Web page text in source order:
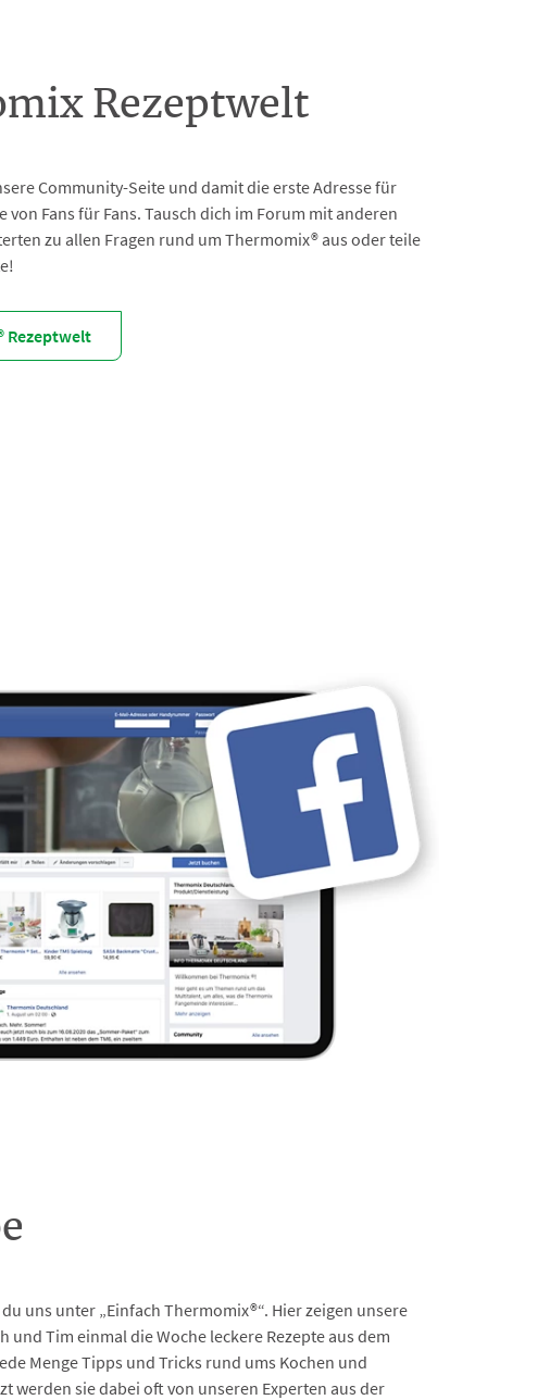
Rezeptwelt
Community-Seite und damit die erste Adresse für
von Fans für Fans. Tausch dich im Forum mit anderen
zu allen Fragen rund um Thermomix® aus oder teile
Rezeptwelt
uns unter „Einfach Thermomix®“. Hier zeigen unsere
und Tim einmal die Woche leckere Rezepte aus dem
Menge Tipps und Tricks rund ums Kochen und
werden sie dabei oft von unseren Experten aus der